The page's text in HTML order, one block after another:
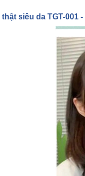
siêu da TGT-001 -